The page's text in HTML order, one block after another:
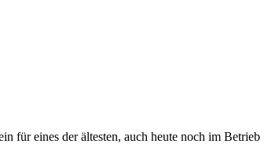
für eines der ältesten, auch heute noch im Betrieb